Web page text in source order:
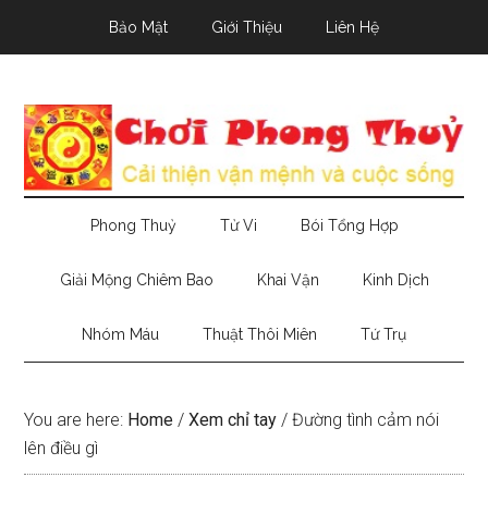
Bảo Mật Giới Thiệu Liên Hệ
Phong Thuỷ Tử Vi Bói Tổng Hợp
Giải Mộng Chiêm Bao Khai Vận Kinh Dịch
Nhóm Máu Thuật Thôi Miên Tứ Trụ
You are here: Home / Xem chỉ tay / Đường tình cảm nói
lên điều gì